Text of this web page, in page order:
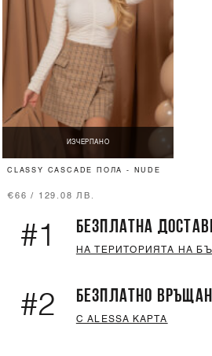
ИЗЧЕРПАНО
CLASSY CASCADE ПОЛА - NUDE
€66 / 129.08 ЛВ.
#1 БЕЗПЛАТНА
НА ТЕРИТОРИЯТА НА
#2 БЕЗПЛАТНО
С ALESSA КАРТА